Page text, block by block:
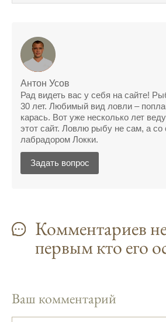
поймать крупного щуку,
Сегодняшний прогноз
полной ерундой, ни
"удачный" прогноз клева,
Сегодняшний прогноз
успешно поймать крупную
Прогноз клева на рыбалку
узнать точный прогноз
ближайшие дни.
На рыболовном форуме, я
полезной информации о
Антон Усов
Рад видеть вас у себя на сайте!
30 лет. Любимый вид ловли –
карась. Вот уже несколько лет
этот сайт. Ловлю рыбу не сам, а со
лабрадором Локки.
Задать вопрос
Комментариев
первым кто его
Ваш комментарий